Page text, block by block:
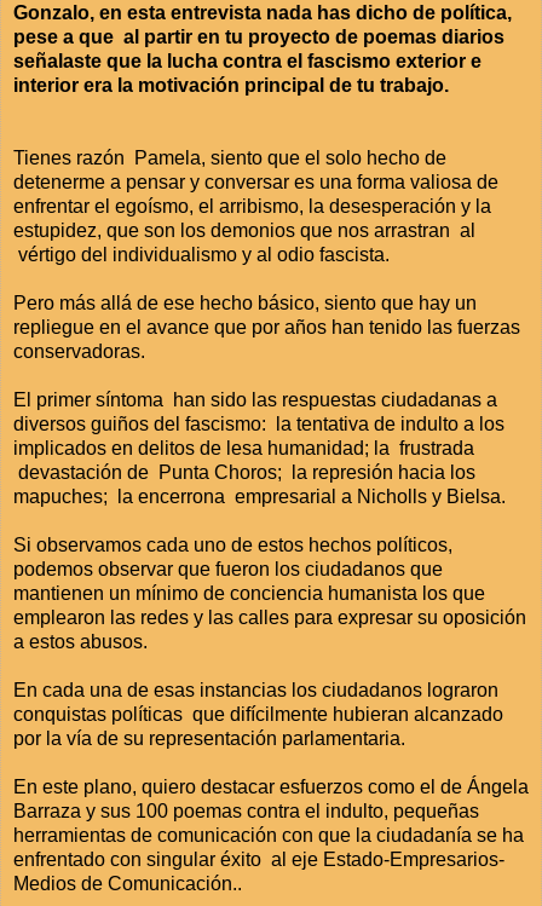
Gonzalo, en esta entrevista nada has dicho de política,
pese a que al partir en tu proyecto de poemas diarios
señalaste que la lucha contra el fascismo exterior e
interior era la motivación principal de tu trabajo.
Tienes razón Pamela, siento que el solo hecho de
detenerme a pensar y conversar es una forma valiosa de
enfrentar el egoísmo, el arribismo, la desesperación y la
estupidez, que son los demonios que nos arrastran al
vértigo del individualismo y al odio fascista.
Pero más allá de ese hecho básico, siento que hay un
repliegue en el avance que por años han tenido las fuerzas
conservadoras.
El primer síntoma han sido las respuestas ciudadanas a
diversos guiños del fascismo: la tentativa de indulto a los
implicados en delitos de lesa humanidad; la frustrada
devastación de Punta Choros; la represión hacia los
mapuches; la encerrona empresarial a Nicholls y Bielsa.
Si observamos cada uno de estos hechos políticos,
podemos observar que fueron los ciudadanos que
mantienen un mínimo de conciencia humanista los que
emplearon las redes y las calles para expresar su oposición
a estos abusos.
En cada una de esas instancias los ciudadanos lograron
conquistas políticas que difícilmente hubieran alcanzado
por la vía de su representación parlamentaria.
En este plano, quiero destacar esfuerzos como el de Ángela
Barraza y sus 100 poemas contra el indulto, pequeñas
herramientas de comunicación con que la ciudadanía se ha
enfrentado con singular éxito al eje Estado-Empresarios-
Medios de Comunicación..